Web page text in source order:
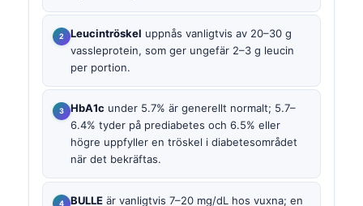
Leucintröskel uppnås vanligtvis av 20–30 g
vassleprotein, som ger ungefär 2–3 g leucin
per portion.
HbA1c under 5.7% är generellt normalt; 5.7–
6.4% tyder på prediabetes och 6.5% eller
högre uppfyller en tröskel i diabetesområdet
när det bekräftas.
BULLE är vanligtvis 7–20 mg/dL hos vuxna; en